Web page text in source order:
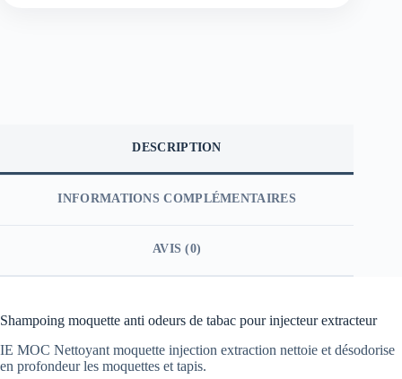
DESCRIPTION
INFORMATIONS COMPLÉMENTAIRES
AVIS (0)
Shampoing moquette anti odeurs de tabac pour injecteur extracteur
IE MOC Nettoyant moquette injection extraction nettoie et désodorise
en profondeur les moquettes et tapis.